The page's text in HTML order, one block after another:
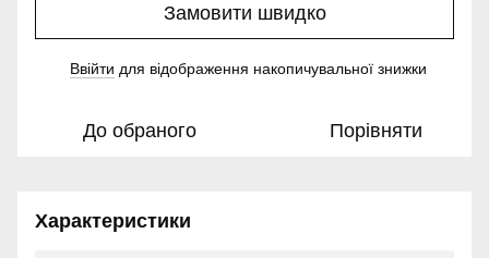
Замовити швидко
Ввійти для відображення накопичувальної знижки
До обраного Порівняти
Характеристики